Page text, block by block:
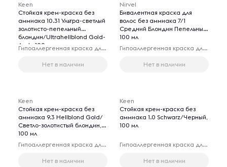
Keen
Стойкая крем-краска без
аммиака 10.31 Ультра-светлый
золотисто-пепельный
блондин/Ultrahellblond Gold-
Asch, 100 мл
Гипоаллергенная краска для волос
Нет в наличии
Nirvel
Бивалентная краска для
волос без аммиака 7/1
Средний Блондин Пепельный,
100 мл
Гипоаллергенная краска для волос
Нет в наличии
Keen
Стойкая крем-краска без
аммиака 9.3 Hellblond Gold/
Светло-золотистый блондин,
100 мл
Гипоаллергенная краска для волос
Нет в наличии
Keen
Стойкая крем-краска без
аммиака 1.0 Schwarz/Черный,
100 мл
Гипоаллергенная краска для волос
Нет в наличии